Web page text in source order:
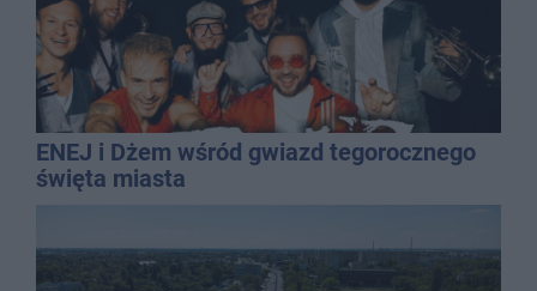
ENEJ i Dżem wśród gwiazd tegorocznego
święta miasta